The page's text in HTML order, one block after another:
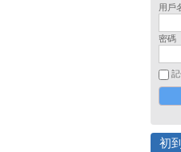
用戶
密碼
初